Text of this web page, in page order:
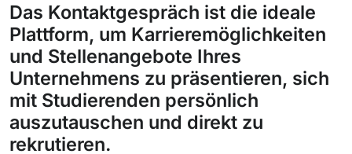
Das Kontaktgespräch ist die ideale
Plattform, um Karrieremöglichkeiten
und Stellenangebote Ihres
Unternehmens zu präsentieren, sich
mit Studierenden persönlich
auszutauschen und direkt zu
rekrutieren.